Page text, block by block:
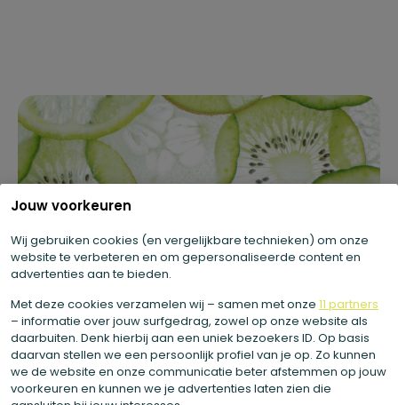
Jouw voorkeuren
Wij gebruiken cookies (en vergelijkbare technieken) om onze
website te verbeteren en om gepersonaliseerde content en
advertenties aan te bieden.
Met deze cookies verzamelen wij – samen met onze 11 partners
– informatie over jouw surfgedrag, zowel op onze website als
daarbuiten. Denk hierbij aan een uniek bezoekers ID. Op basis
daarvan stellen we een persoonlijk profiel van je op. Zo kunnen
we de website en onze communicatie beter afstemmen op jouw
voorkeuren en kunnen we je advertenties laten zien die